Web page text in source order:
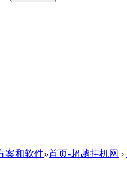
案和软件»首页-超越挂机网 ›